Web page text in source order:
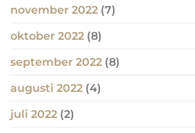
november 2022 (7)
oktober 2022 (8)
september 2022 (8)
augusti 2022 (4)
juli 2022 (2)